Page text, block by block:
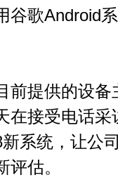
谷歌Android
提供的设备
在接受电话
系统，让公
估。